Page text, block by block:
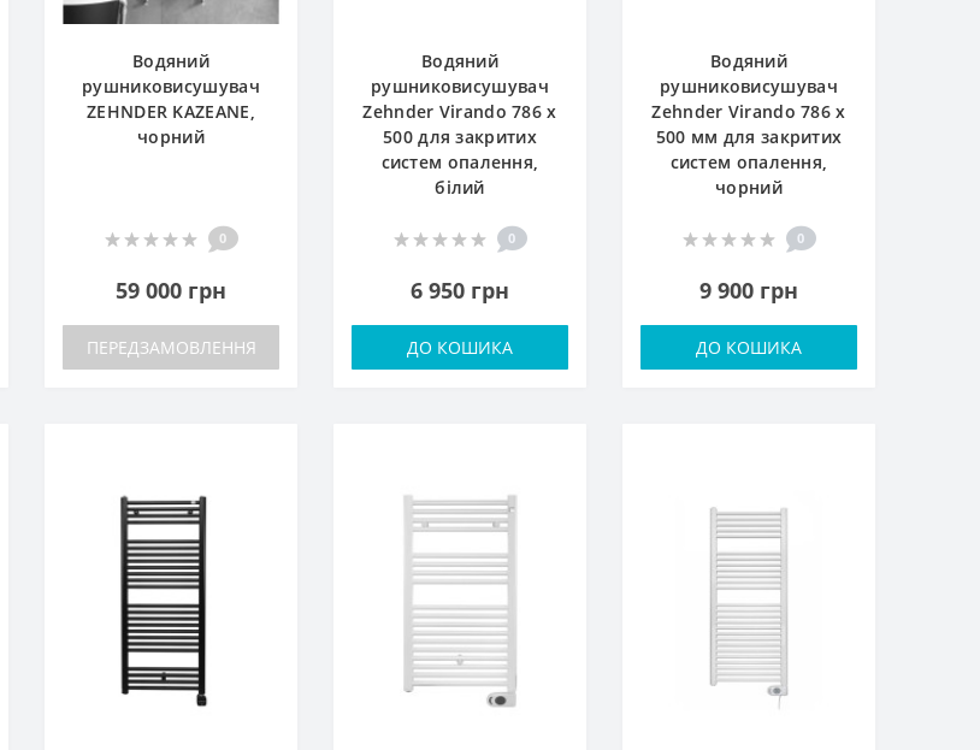
Водяний
рушниковисушувач
ZEHNDER KAZEANE,
чорний
0
59 000 грн
ПЕРЕДЗАМОВЛЕННЯ
Водяний
рушниковисушувач
Zehnder Virando 786 x
500 для закритих
систем опалення,
білий
0
6 950 грн
ДО КОШИКА
Водяний
рушниковисушувач
Zehnder Virando 786 x
500 мм для закритих
систем опалення,
чорний
0
9 900 грн
ДО КОШИКА